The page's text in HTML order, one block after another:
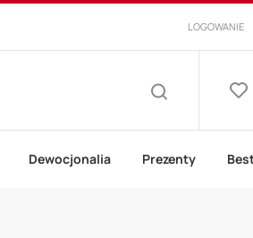
LOGOWANIE
Lista
Dewocjonalia Prezenty